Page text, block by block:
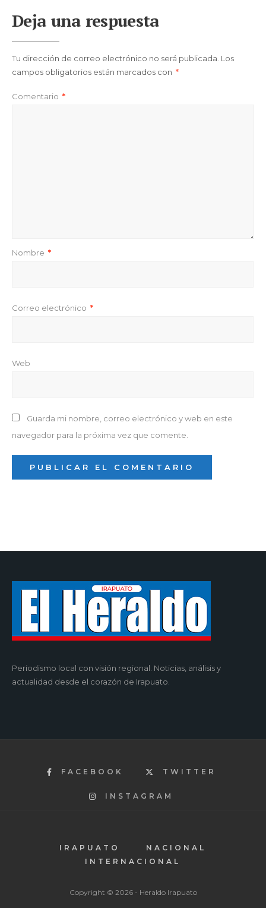
Deja una respuesta
Tu dirección de correo electrónico no será publicada. Los
campos obligatorios están marcados con *
Comentario *
Nombre *
Correo electrónico *
Web
Guarda mi nombre, correo electrónico y web en este
navegador para la próxima vez que comente.
Periodismo local con visión regional. Noticias, análisis y
actualidad desde el corazón de Irapuato.
FACEBOOK TWITTER
INSTAGRAM
IRAPUATO
NACIONAL
INTERNACIONAL
Copyright © 2026 - Heraldo Irapuato